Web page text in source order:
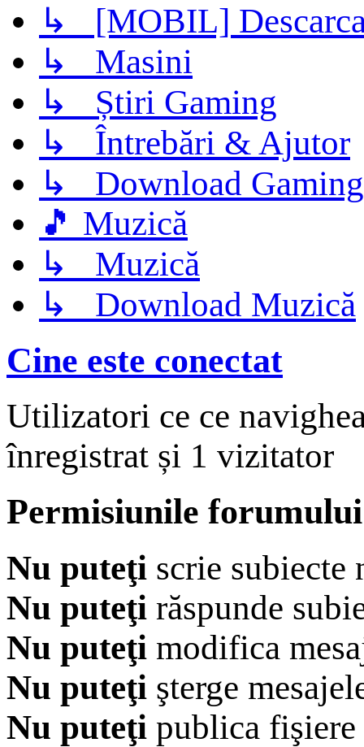
↳ [MOBIL]
↳ Masini
↳ Știri Gaming
↳ Întrebări & Ajutor
↳ Download Gaming
🎵 Muzică
↳ Muzică
↳ Download Muzică
Cine este conectat
Utilizatori ce ce
înregistrat și 1 vizitator
Permisiunile forumului
Nu puteţi scrie subiecte
Nu puteţi răspunde
Nu puteţi modifica
Nu puteţi şterge
Nu puteţi publica fişiere